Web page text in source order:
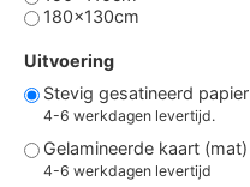
180x130cm
Uitvoering
Stevig gesatineerd papier
4-6 werkdagen levertijd.
Gelamineerde kaart (mat)
4-6 werkdagen levertijd